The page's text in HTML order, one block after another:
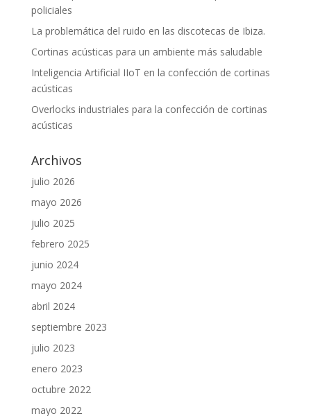
policiales
La problemática del ruido en las discotecas de Ibiza.
Cortinas acústicas para un ambiente más saludable
Inteligencia Artificial IIoT en la confección de cortinas
acústicas
Overlocks industriales para la confección de cortinas
acústicas
Archivos
julio 2026
mayo 2026
julio 2025
febrero 2025
junio 2024
mayo 2024
abril 2024
septiembre 2023
julio 2023
enero 2023
octubre 2022
mayo 2022